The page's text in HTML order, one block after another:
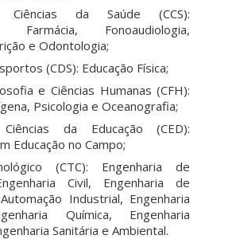
da Saúde (CCS):
Farmácia, Fonoaudiologia,
e Odontologia;
(CDS): Educação Física;
e Ciências Humanas (CFH):
Psicologia e Oceanografia;
da Educação (CED):
Educação no Campo;
(CTC): Engenharia de
Civil, Engenharia de
Industrial, Engenharia
Química, Engenharia
Sanitária e Ambiental.